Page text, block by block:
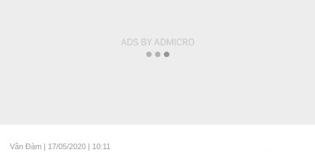
Vân Đàm | 17/05/2020 | 10:11